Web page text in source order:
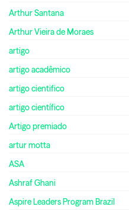
Arthur Santana
Arthur Vieira de Moraes
artigo
artigo acadêmico
artigo cientifico
artigo científico
Artigo premiado
artur motta
ASA
Ashraf Ghani
Aspire Leaders Program Brazil